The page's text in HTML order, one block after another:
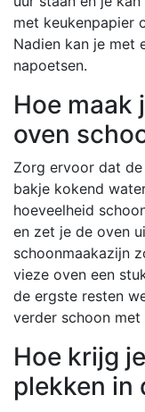
met keukenpapier
Nadien kan je met
napoetsen.
Hoe maak
oven
Zorg ervoor dat
bakje kokend
hoeveelheid
en zet je de oven
schoonmaakazijn
vieze oven een
de ergste resten
verder schoon
Hoe krijg
plekken in